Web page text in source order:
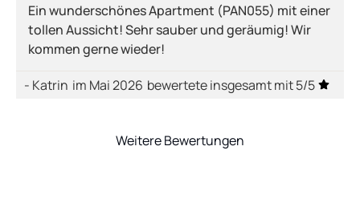
Ein wunderschönes Apartment (PAN055) mit einer
tollen Aussicht! Sehr sauber und geräumig! Wir
kommen gerne wieder!
- Katrin im Mai 2026 bewertete insgesamt mit 5/5
Weitere Bewertungen